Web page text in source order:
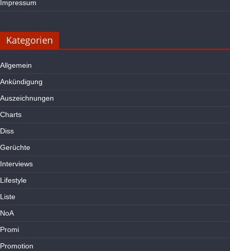
Impressum
Kategorien
Allgemein
Ankündigung
Auszeichnungen
Charts
Diss
Gerüchte
Interviews
Lifestyle
Liste
NoA
Promi
Promotion